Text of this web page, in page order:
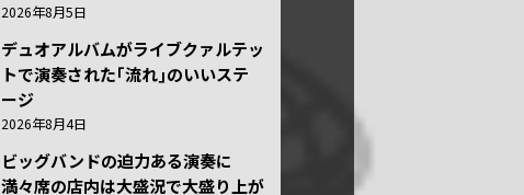
2026年8月5日
デュオアルバムがライブクァルテッ
トで演奏された｢流れ｣のいいステ
ージ
2026年8月4日
ビッグバンドの迫力ある演奏に
満々席の店内は大盛況で大盛り上が